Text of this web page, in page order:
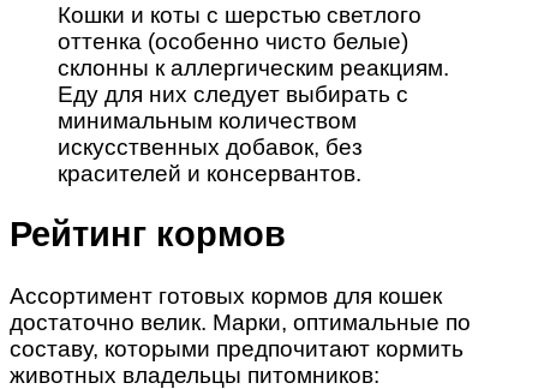
Кошки и коты с шерстью светлого
оттенка (особенно чисто белые)
склонны к аллергическим реакциям.
Еду для них следует выбирать с
минимальным количеством
искусственных добавок, без
красителей и консервантов.
Рейтинг кормов
Ассортимент готовых кормов для кошек
достаточно велик. Марки, оптимальные по
составу, которыми предпочитают кормить
животных владельцы питомников: